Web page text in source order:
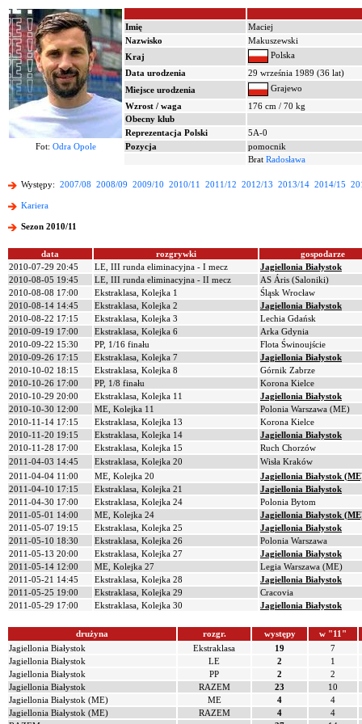
Imię
Maciej
Nazwisko
Makuszewski
Kraj
Polska
Data urodzenia
29 września 1989 (36 lat)
Miejsce urodzenia
Grajewo
Wzrost / waga
176 cm / 70 kg
Obecny klub
Reprezentacja Polski
5A-0
Fot: Odra Opole Pozycja
pomocnik
Brat Radosława
Występy: 2007/08 2008/09 2009/10 2010/11 2011/12 2012/13 2013/14 2014/15
Kariera
Sezon 2010/11
data rozgrywki
gospodarze
2010-07-29 20:45
LE, III runda eliminacyjna - I mecz
Jagiellonia Białystok
2010-08-05 19:45
LE, III runda eliminacyjna - II mecz
AS Áris (Saloniki)
2010-08-08 17:00
Ekstraklasa, Kolejka 1
Śląsk Wrocław
2010-08-14 14:45
Ekstraklasa, Kolejka 2
Jagiellonia Białystok
2010-08-22 17:15
Ekstraklasa, Kolejka 3
Lechia Gdańsk
2010-09-19 17:00
Ekstraklasa, Kolejka 6
Arka Gdynia
2010-09-22 15:30
PP, 1/16 finału
Flota Świnoujście
2010-09-26 17:15
Ekstraklasa, Kolejka 7
Jagiellonia Białystok
2010-10-02 18:15
Ekstraklasa, Kolejka 8
Górnik Zabrze
2010-10-26 17:00
PP, 1/8 finału
Korona Kielce
2010-10-29 20:00
Ekstraklasa, Kolejka 11
Jagiellonia Białystok
2010-10-30 12:00
ME, Kolejka 11
Polonia Warszawa (ME)
2010-11-14 17:15
Ekstraklasa, Kolejka 13
Korona Kielce
2010-11-20 19:15
Ekstraklasa, Kolejka 14
Jagiellonia Białystok
2010-11-28 17:00
Ekstraklasa, Kolejka 15
Ruch Chorzów
2011-04-03 14:45
Ekstraklasa, Kolejka 20
Wisła Kraków
2011-04-04 11:00
ME, Kolejka 20
Jagiellonia Białystok
2011-04-10 17:15
Ekstraklasa, Kolejka 21
Jagiellonia Białystok
2011-04-30 17:00
Ekstraklasa, Kolejka 24
Polonia Bytom
2011-05-01 14:00
ME, Kolejka 24
Jagiellonia Białystok
2011-05-07 19:15
Ekstraklasa, Kolejka 25
Jagiellonia Białystok
2011-05-10 18:30
Ekstraklasa, Kolejka 26
Polonia Warszawa
2011-05-13 20:00
Ekstraklasa, Kolejka 27
Jagiellonia Białystok
2011-05-14 12:00
ME, Kolejka 27
Legia Warszawa (ME)
2011-05-21 14:45
Ekstraklasa, Kolejka 28
Jagiellonia Białystok
2011-05-25 19:00
Ekstraklasa, Kolejka 29
Cracovia
2011-05-29 17:00
Ekstraklasa, Kolejka 30 Jagiellonia Białystok
drużyna rozgr. występy
w "11"
Jagiellonia Białystok
Ekstraklasa 19
7
Jagiellonia Białystok
LE 2
1
Jagiellonia Białystok
PP 2
2
Jagiellonia Białystok
RAZEM 23
10
Jagiellonia Białystok (ME)
ME 4
4
Jagiellonia Białystok (ME)
RAZEM 4
4